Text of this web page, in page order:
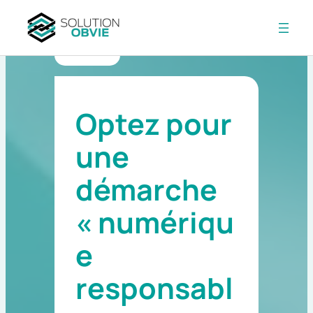
Aller
contenu
Optez pour
une
démarche
« numériqu
e
responsabl